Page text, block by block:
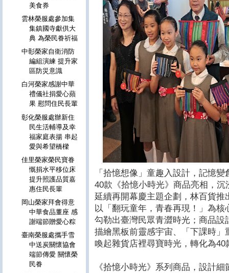
「拾憶想像」童趣入設計，記憶變
40款《拾憶小時光》商品亮相，
延續再開幕慶主題企劃，林百貨
以「翻玩童年，青春再現！」為
勾勒出臺灣民眾青澀時光；商品
描繪黑板前靈感宇宙、「下課時
喚起雜貨店裡尋寶時光，轉化為
《拾憶小時光》系列商品，設計
美食券
雲林榮服處參加集
集鎮國寺獻供大
典 為榮民眷祈福
中彰榮家自衛消防
編組演練 提升家
區防災意識
白河榮家感謝中華
禮儀社捐愛心蘋
果 慰問住民長輩
彰化榮服處辦新住
民生活輔導及幸
福家庭表揚 串起
愛與希望橋樑
佳里榮家榮民寶眷
慨捐水平移位床
提升照護品質嘉
惠住民長輩
岡山榮家拜會得意
中華食品董座 感
謝端節贈愛心粽
臺南榮服處攜手雪
中送炭關懷協會
端節傳愛 關懷榮
民眷